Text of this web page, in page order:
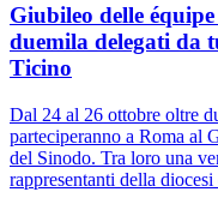
Giubileo delle
duemila delegati da
Ticino
Dal 24 al 26 ottobre oltre
parteciperanno a Roma al
del Sinodo. Tra loro una
rappresentanti della